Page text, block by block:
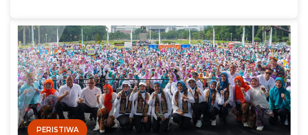
PERISTIWA